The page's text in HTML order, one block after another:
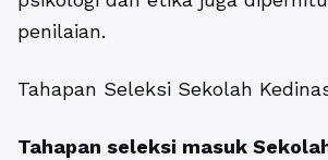
penilaian.
Tahapan Seleksi Sekolah
Tahapan seleksi masuk